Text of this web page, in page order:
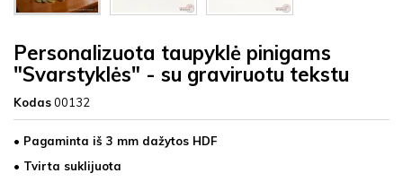
Personalizuota taupyklė pinigams
"Svarstyklės" - su graviruotu tekstu
Kodas00132
• Pagaminta iš 3 mm dažytos HDF
• Tvirta suklijuota